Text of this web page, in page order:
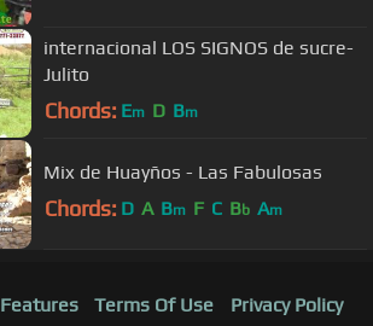
internacional LOS SIGNOS de sucre-
Julito
Chords: Em D Bm
Mix de Huayños - Las Fabulosas
Chords: D A Bm F C Bb Am
Features Terms Of Use Privacy Policy